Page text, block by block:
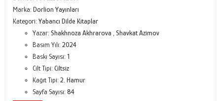
Marka: Dorlion Yayınları
Kategori: Yabancı Dilde Kitaplar
Yazar: Shakhnoza Akhrarova
Shavkat Azimov
Basım Yılı: 2024
Baskı Sayısı: 1
Cilt Tipi: Ciltsiz
Kağıt Tipi: 2. Hamur
Sayfa Sayısı: 84